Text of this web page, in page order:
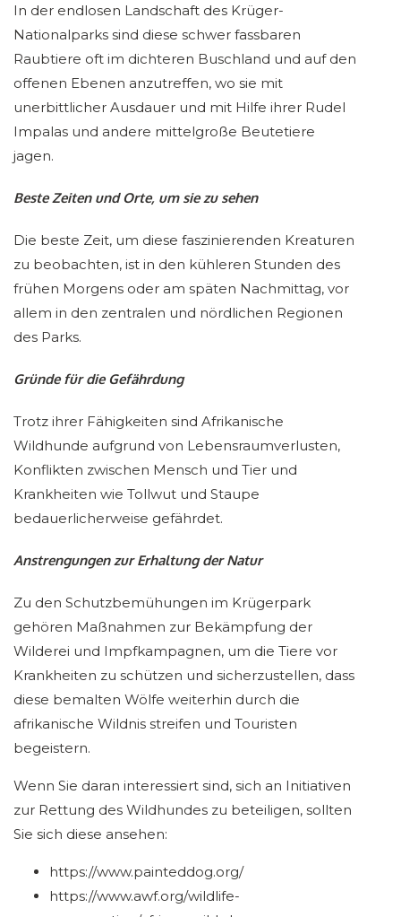
In der endlosen Landschaft des Krüger-
Nationalparks sind diese schwer fassbaren
Raubtiere oft im dichteren Buschland und auf den
offenen Ebenen anzutreffen, wo sie mit
unerbittlicher Ausdauer und mit Hilfe ihrer Rudel
Impalas und andere mittelgroße Beutetiere
jagen.
Beste Zeiten und Orte, um sie zu sehen
Die beste Zeit, um diese faszinierenden Kreaturen
zu beobachten, ist in den kühleren Stunden des
frühen Morgens oder am späten Nachmittag, vor
allem in den zentralen und nördlichen Regionen
des Parks.
Gründe für die Gefährdung
Trotz ihrer Fähigkeiten sind Afrikanische
Wildhunde aufgrund von Lebensraumverlusten,
Konflikten zwischen Mensch und Tier und
Krankheiten wie Tollwut und Staupe
bedauerlicherweise gefährdet.
Anstrengungen zur Erhaltung der Natur
Zu den Schutzbemühungen im Krügerpark
gehören Maßnahmen zur Bekämpfung der
Wilderei und Impfkampagnen, um die Tiere vor
Krankheiten zu schützen und sicherzustellen, dass
diese bemalten Wölfe weiterhin durch die
afrikanische Wildnis streifen und Touristen
begeistern.
Wenn Sie daran interessiert sind, sich an Initiativen
zur Rettung des Wildhundes zu beteiligen, sollten
Sie sich diese ansehen:
https://www.painteddog.org/
https://www.awf.org/wildlife-